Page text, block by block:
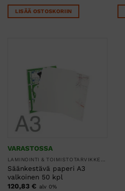
LISÄÄ OSTOSKORIIN
VARASTOSSA
LAMINOINTI & TOIMISTOTARVIKKEET
Säänkestävä paperi A3
valkoinen 50 kpl
120,83 € alv 0%